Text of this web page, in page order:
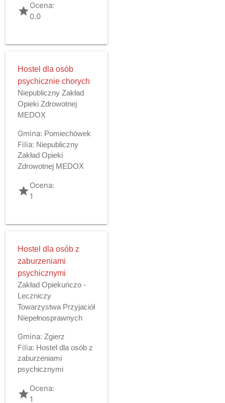
gradeOcena:
0.0
Hostel dla osób
psychicznie chorych
Niepubliczny Zakład
Opieki Zdrowotnej
MEDOX
Gmina: Pomiechówek
Filia: Niepubliczny
Zakład Opieki
Zdrowotnej MEDOX
gradeOcena:
1
Hostel dla osób z
zaburzeniami
psychicznymi
Zakład Opiekuńczo -
Leczniczy
Towarzystwa Przyjaciół
Niepełnosprawnych
Gmina: Zgierz
Filia: Hostel dla osób z
zaburzeniami
psychicznymi
gradeOcena:
1